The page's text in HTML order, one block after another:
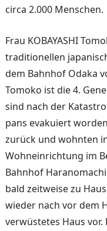
circa 2.000 Menschen.
Frau KOBAYASHI
traditionellen
dem Bahnhof Odaka
To­moko ist die 4.
sind nach der
pans evakuiert
zurück und wohnten
Wohneinrichtung im
Bahnhof
bald zeitweise zu
wieder nach vor dem
verwüstetes Haus